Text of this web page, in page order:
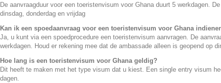
De aanvraagduur voor een toeristenvisum voor Ghana duurt 5 werkdagen.
dinsdag, donderdag en vrijdag
Kan ik een spoedaanvraag voor een toeristenvisum voor Ghana
Ja, u kunt via een spoedprocedure een toeristenvisum aanvragen. De
werkdagen. Houd er rekening mee dat de ambassade alleen is geopend op
Hoe lang is een toeristenvisum voor Ghana geldig?
Dit heeft te maken met het type visum dat u kiest. Een single entry visum
dagen.